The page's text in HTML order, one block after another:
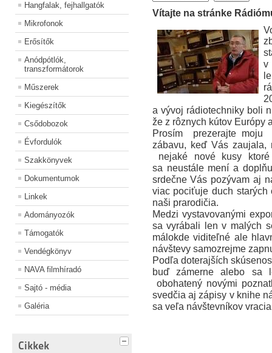
Hangfalak, fejhallgatók
Mikrofonok
Erősítők
Anódpótlók,
transzformátorok
Műszerek
Kiegészítők
Csődobozok
Évfordulók
Szakkönyvek
Dokumentumok
Linkek
Adományozók
Támogatók
Vendégkönyv
NAVA filmhíradó
Sajtó - média
Galéria
Cikkek
Vítajte na stránke
v
a vývoj rádiotechniky boli
že z rôznych kútov Európy
Prosím prezerajte moju
zábavu, keď Vás
nejaké nové kusy
sa neustále mení a
srdečne Vás pozývam aj
viac pociťuje duch
naši prarodičia.
Medzi vystavovanými
sa vyrábali len v malých
málokde viditeľné ale
návštevy samozrejme
Podľa doterajších
buď zámerne alebo sa
obohatený novými
svedčia aj zápisy v knihe
sa veľa návštevníkov